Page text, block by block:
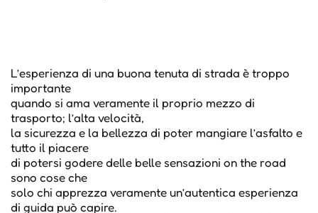
L’esperienza di una buona tenuta di strada è troppo
importante
quando si ama veramente il proprio mezzo di
trasporto; l’alta velocità,
la sicurezza e la bellezza di poter mangiare l’asfalto e
tutto il piacere
di potersi godere delle belle sensazioni on the road
sono cose che
solo chi apprezza veramente un’autentica esperienza
di guida può capire.